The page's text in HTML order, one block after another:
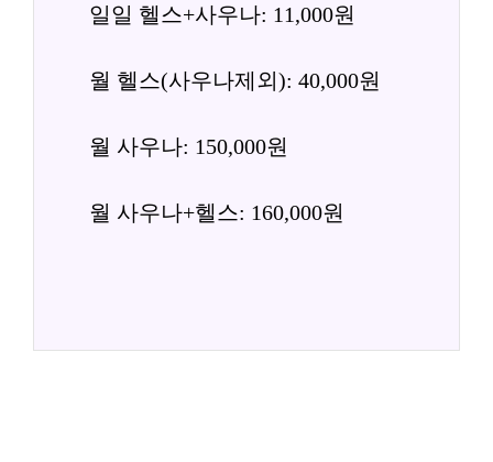
일일 헬스+사우나: 11,000원
월 헬스(사우나제외): 40,000원
월 사우나: 150,000원
월 사우나+헬스: 160,000원